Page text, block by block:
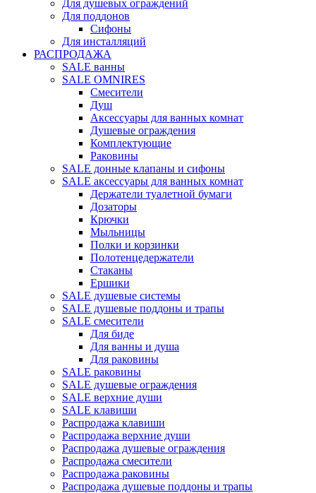
Для душевых ограждений
Для поддонов
Сифоны
Для инсталляций
РАСПРОДАЖА
SALE ванны
SALE OMNIRES
Смесители
Душ
Аксессуары для ванных комнат
Душевые ограждения
Комплектующие
Раковины
SALE донные клапаны и сифоны
SALE аксессуары для ванных комнат
Держатели туалетной бумаги
Дозаторы
Крючки
Мыльницы
Полки и корзинки
Полотенцедержатели
Стаканы
Ершики
SALE душевые системы
SALE душевые поддоны и трапы
SALE смесители
Для биде
Для ванны и душа
Для раковины
SALE раковины
SALE душевые ограждения
SALE верхние души
SALE клавиши
Распродажа клавиши
Распродажа верхние души
Распродажа душевые ограждения
Распродажа смесители
Распродажа раковины
Распродажа душевые поддоны и трапы